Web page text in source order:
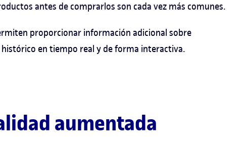
antes de comprarlos son cada vez más comunes.
proporcionar información adicional sobre
en tiempo real y de forma interactiva.
aumentada